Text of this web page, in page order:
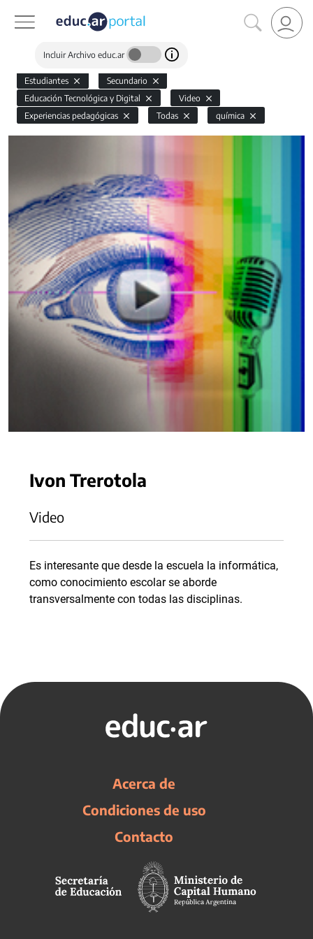
Incluir Archivo educ.ar
Estudiantes
Secundario
Educación Tecnológica y Digital
Video
Experiencias pedagógicas
Todas química
Ivon Trerotola
Video
Es interesante que desde la escuela la informática,
como conocimiento escolar se aborde
transversalmente con todas las disciplinas.
Acerca de
Condiciones de uso
Contacto